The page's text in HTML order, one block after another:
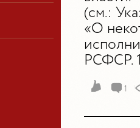
(см.:
«О
РСФСР.
1